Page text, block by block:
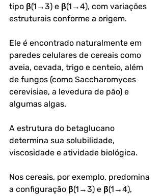
tipo β(1→3) e β(1→4), com variações
estruturais conforme a origem.
Ele é encontrado naturalmente em
paredes celulares de cereais como
aveia, cevada, trigo e centeio, além
de fungos (como Saccharomyces
cerevisiae, a levedura de pão) e
algumas algas.
A estrutura do betaglucano
determina sua solubilidade,
viscosidade e atividade biológica.
Nos cereais, por exemplo, predomina
a configuração β(1→3) e β(1→4),